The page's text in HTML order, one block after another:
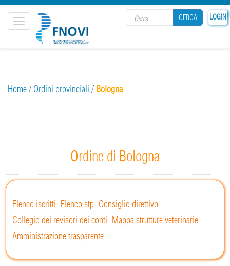
LOGIN
CERCA
Toggle
navigation
Home/ Ordini provinciali / Bologna
Ordine di Bologna
Elenco iscritti Elenco stp Consiglio direttivo
Collegio dei revisori dei conti Mappa strutture veterinarie
Amministrazione trasparente